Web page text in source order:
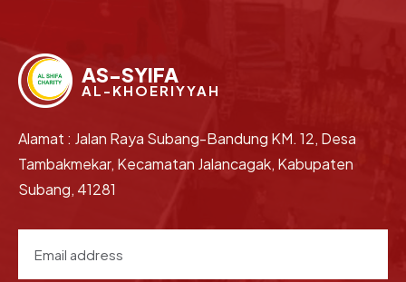
AS-SYIFA
AL-KHOERIYYAH
Alamat : Jalan Raya Subang-Bandung KM. 12, Desa
Tambakmekar, Kecamatan Jalancagak, Kabupaten
Subang, 41281